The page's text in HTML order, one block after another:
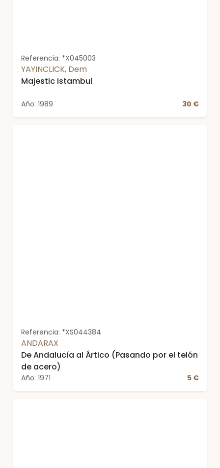
Referencia: *X045003
YAYINCLICK, Dem
Majestic Istambul
Año: 1989 30 €
Referencia: *XS044384
ANDARAX
De Andalucía al Ártico (Pasando por el telón
de acero)
Año: 1971 5 €